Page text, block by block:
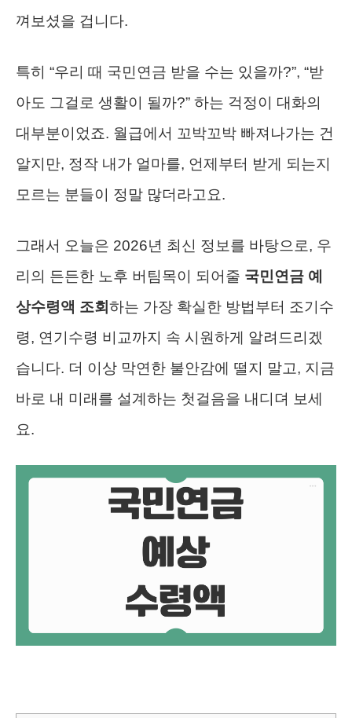
껴보셨을 겁니다.
특히 “우리 때 국민연금 받을 수는 있을까?”, “받
아도 그걸로 생활이 될까?” 하는 걱정이 대화의
대부분이었죠. 월급에서 꼬박꼬박 빠져나가는 건
알지만, 정작 내가 얼마를, 언제부터 받게 되는지
모르는 분들이 정말 많더라고요.
그래서 오늘은 2026년 최신 정보를 바탕으로, 우
리의 든든한 노후 버팀목이 되어줄 국민연금 예
상수령액 조회하는 가장 확실한 방법부터 조기수
령, 연기수령 비교까지 속 시원하게 알려드리겠
습니다. 더 이상 막연한 불안감에 떨지 말고, 지금
바로 내 미래를 설계하는 첫걸음을 내디뎌 보세
요.